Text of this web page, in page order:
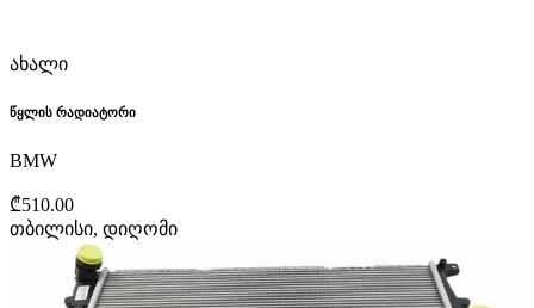
ახალი
წყლის რადიატორი
BMW
₾510.00
თბილისი, დიღომი